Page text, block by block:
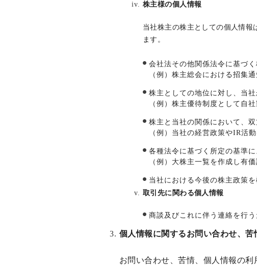
株主様の個人情報
当社株主の株主としての個人情
ます。
会社法その他関係法令に基づ
（例）株主総会における招集
株主としての地位に対し、当
（例）株主優待制度として自
株主と当社の関係において、
（例）当社の経営政策やIR活
各種法令に基づく所定の基準
（例）大株主一覧を作成し有
当社における今後の株主政策
取引先に関わる個人情報
商談及びこれに伴う連絡を行う
個人情報に関するお問い合わせ、苦
お問い合わせ、苦情、個人情報の